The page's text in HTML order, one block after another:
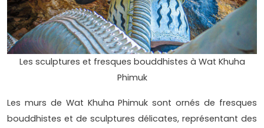
Les sculptures et fresques bouddhistes à Wat Khuha
Phimuk
Les murs de Wat Khuha Phimuk sont ornés de fresques
bouddhistes et de sculptures délicates, représentant des